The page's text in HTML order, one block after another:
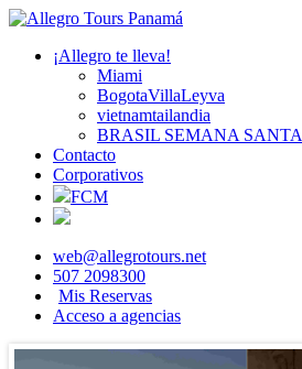
¡Allegro te lleva!
Miami
BogotaVillaLeyva
vietnamtailandia
BRASIL SEMANA SANTA
Contacto
Corporativos
FCM
web@allegrotours.net
507 2098300
Mis Reservas
Acceso a agencias